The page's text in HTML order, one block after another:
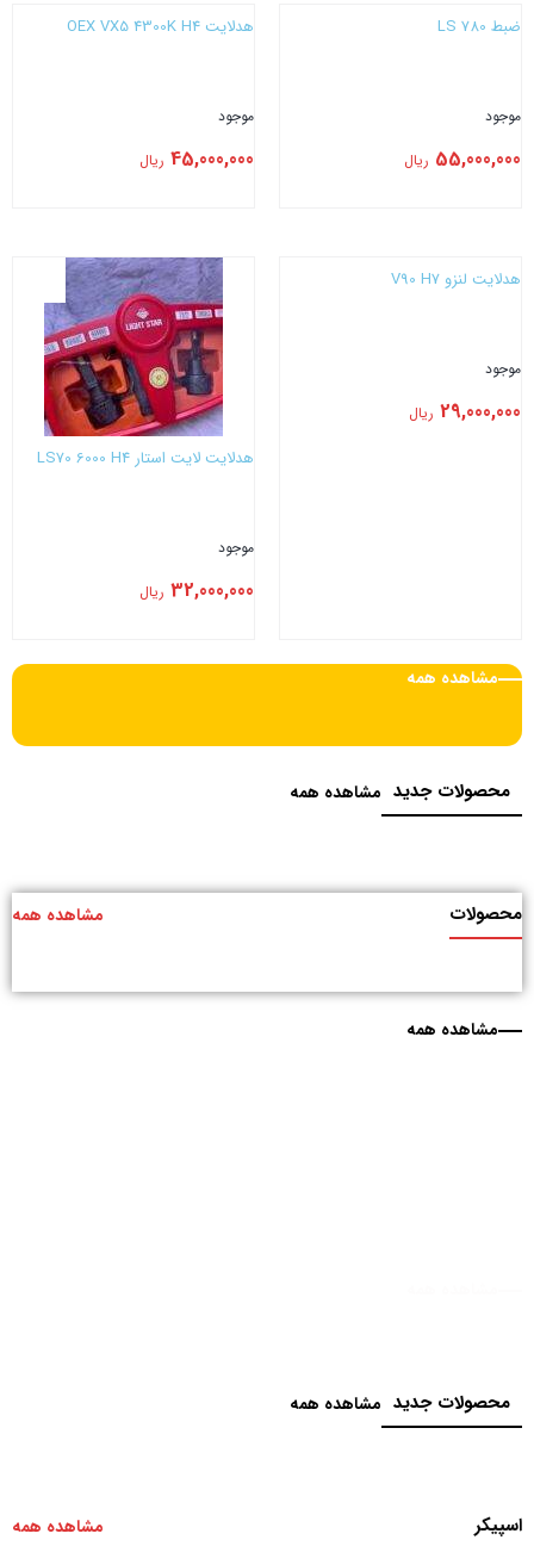
ضبط LS 780
موجود
55,000,000 ریال
هدلایت CONOEX VX5 4300K H4
موجود
45,000,000 ریال
هدلایت لنزو V90 H7
موجود
29,000,000 ریال
بستن
هدلایت لایت استار LS70 6000 H4
موجود
32,000,000 ریال
بستن مشاهده همه
محصولات جدید مشاهده همه
محصولات مشاهده همه
مشاهده همه
محصولات جدید مشاهده همه
اسپیکر مشاهده همه